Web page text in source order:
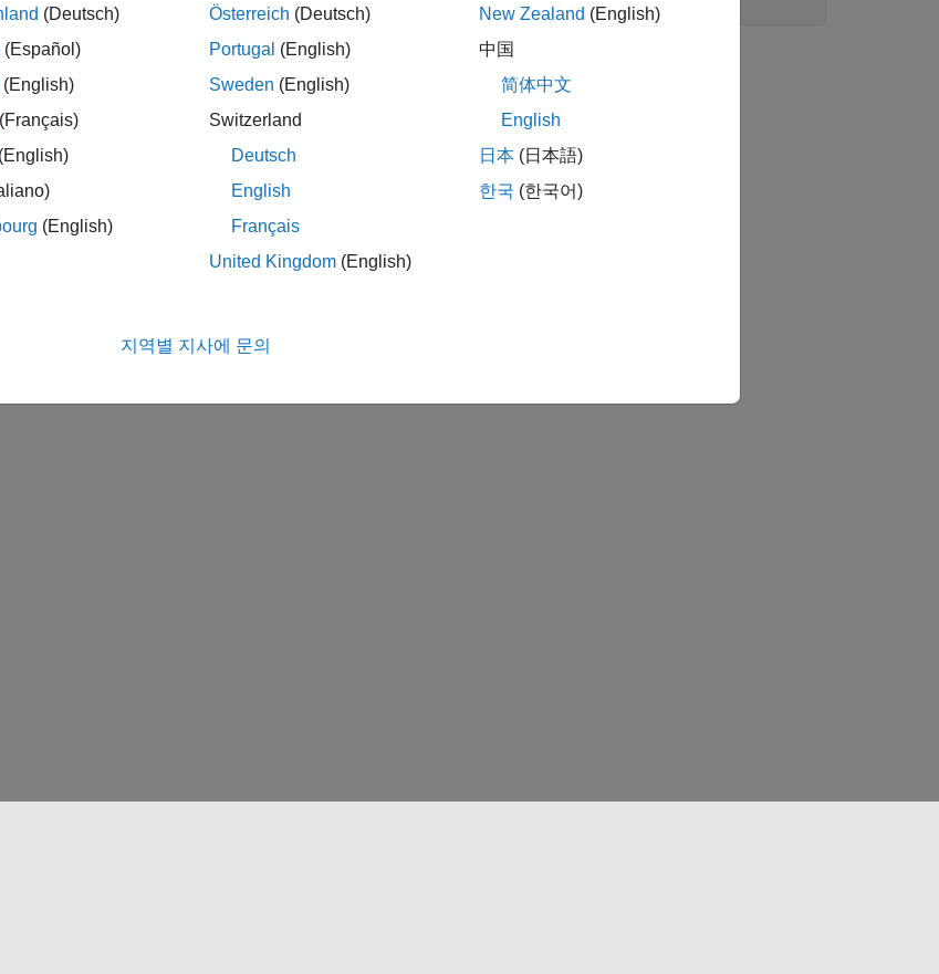
이 페이지가 얼마나 도움이 되었습니까?
(Deutsch)
(Español)
(English)
(Français)
(English)
(English)
Österreich (Deutsch)
Portugal (English)
Sweden (English)
Switzerland
Deutsch
English
Français
United Kingdom (English)
New Zealand (English)
中国
简体中文
English
日本 (日本語)
한국 (한국어)
지역별 지사에 문의